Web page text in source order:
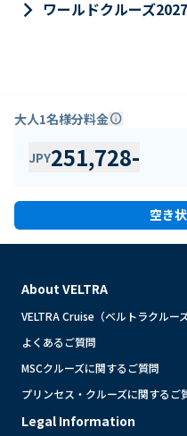
keyboard_arrow_right ワールドクルーズ2027
大人1名様分料金info
JPY251,728-
空き
About VELTRA
VELTRA Cruise（ベルトラクルー
よくあるご質問
MSCクルーズに関するご質問
プリンセス・クルーズに関するご
Legal Information